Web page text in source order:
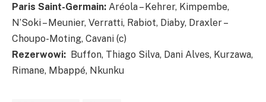
Paris Saint-Germain: Aréola – Kehrer, Kimpembe,
N’Soki – Meunier, Verratti, Rabiot, Diaby, Draxler –
Choupo-Moting, Cavani (c)
Rezerwowi: Buffon, Thiago Silva, Dani Alves, Kurzawa,
Rimane, Mbappé, Nkunku